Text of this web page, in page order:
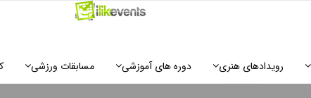
رویدادهای هنری دوره های آموزشی مسابقات ورزشی